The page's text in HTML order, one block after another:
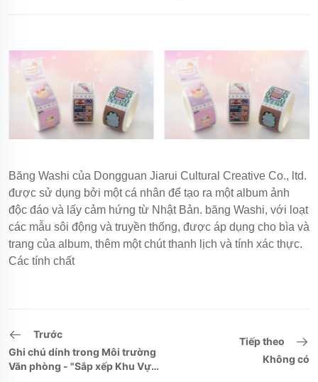
Băng Washi của Dongguan Jiarui Cultural Creative Co., ltd.
được sử dụng bởi một cá nhân để tạo ra một album ảnh
độc đáo và lấy cảm hứng từ Nhật Bản. băng Washi, với loạt
các mẫu sôi động và truyền thống, được áp dụng cho bìa và
trang của album, thêm một chút thanh lịch và tính xác thực.
Các tính chất
Trước
Ghi chú dính trong Môi trường
Văn phòng - "Sắp xếp Khu Vực
Tiếp theo
Không có